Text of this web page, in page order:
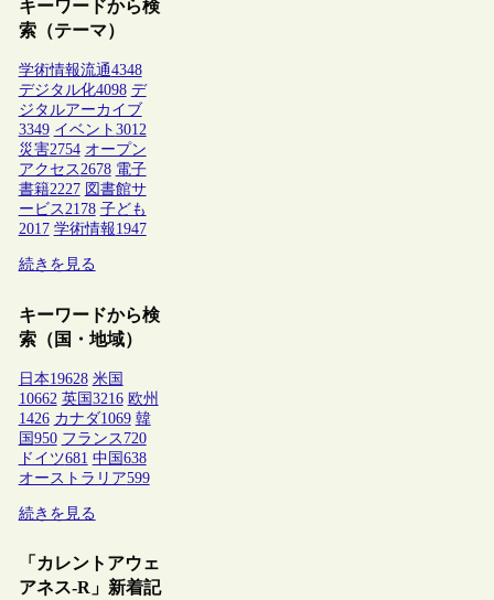
キーワードから検
索（テーマ）
学術情報流通4348
デジタル化4098 デ
ジタルアーカイブ
3349 イベント 3012
災害2754 オープン
アクセス2678 電子
書籍2227 図書館サ
ービス2178 子ども
2017 学術情報1947
続きを見る
キーワードから検
索（国・地域）
日本19628 米国
10662 英国 3216 欧州
1426 カナダ1069 韓
国 950 フランス 720
ドイツ681 中国 638
オーストラリア599
続きを見る
「カレントアウェ
アネス-R」新着記